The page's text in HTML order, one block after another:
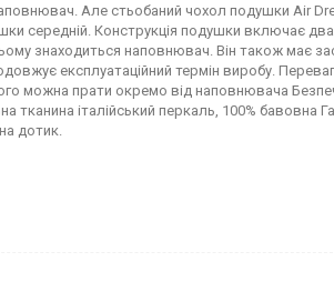
Але стьобаний чохол подушки Air
середній. Конструкція подушки включає
знаходиться наповнювач. Він також має
експлуатаційний термін виробу.
можна прати окремо від наповнювача
тканина італійський перкаль, 100% бавовна
дотик.